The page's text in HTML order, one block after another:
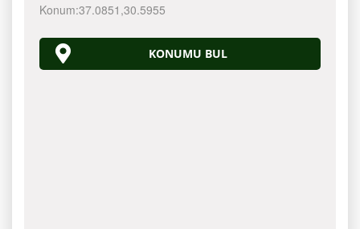
Konum:37.0851 ,30.5955
KONUMU BUL